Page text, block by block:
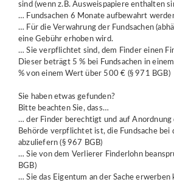
sind (wenn z.B. Ausweispapiere enthalten
… Fundsachen 6 Monate aufbewahrt
… Für die Verwahrung der Fundsachen
eine Gebühr erhoben wird.
… Sie verpflichtet sind, dem Finder einen
Dieser beträgt 5 % bei Fundsachen in
% von einem Wert über 500 € (§ 971 BGB)
Sie haben etwas gefunden?
Bitte beachten Sie, dass…
… der Finder berechtigt und auf Anordnung
Behörde verpflichtet ist, die Fundsache bei
abzuliefern (§ 967 BGB)
… Sie von dem Verlierer Finderlohn
BGB)
… Sie das Eigentum an der Sache erwerben